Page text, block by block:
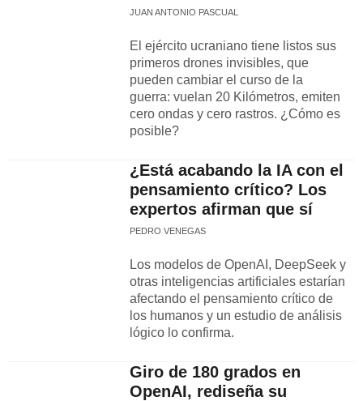
JUAN ANTONIO PASCUAL
El ejército ucraniano tiene listos sus
primeros drones invisibles, que
pueden cambiar el curso de la
guerra: vuelan 20 Kilómetros, emiten
cero ondas y cero rastros. ¿Cómo es
posible?
¿Está acabando la IA con el
pensamiento crítico? Los
expertos afirman que sí
PEDRO VENEGAS
Los modelos de OpenAI, DeepSeek y
otras inteligencias artificiales estarían
afectando el pensamiento crítico de
los humanos y un estudio de análisis
lógico lo confirma.
Giro de 180 grados en
OpenAI, rediseña su